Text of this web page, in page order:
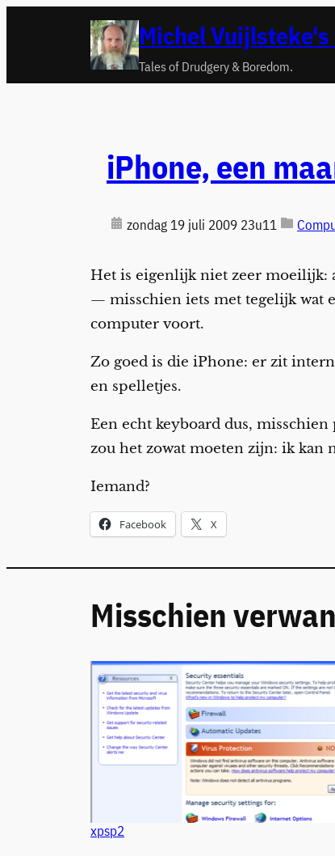
Michel
Tales of Drudgery & Boredom.
iPhone, een
zondag 19 juli 2009 23u11
Het is eigenlijk niet zeer moeilijk:
— misschien iets met tegelijk wat
computer voort.
Zo goed is die iPhone: er zit
en spelletjes.
Een echt keyboard dus,
zou het zowat moeten zijn: ik kan
Iemand?
Facebook X
Misschien
xpsp2